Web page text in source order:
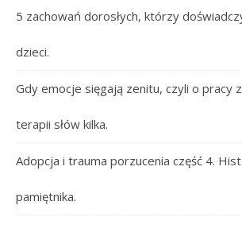
5 zachowań dorosłych, którzy
dzieci.
Gdy emocje sięgają zenitu, czyli o pracy
terapii słów kilka.
Adopcja i trauma porzucenia część 4.
pamiętnika.